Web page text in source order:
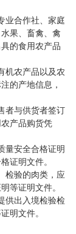
合作社、家庭
果、畜禽、禽
的食用农产品
农产品以及农
的产地信息，
与供货者签订
产品购货凭
安全合格证明
证明文件。
验的肉类，应
等证明文件。
出入境检验检
明文件。